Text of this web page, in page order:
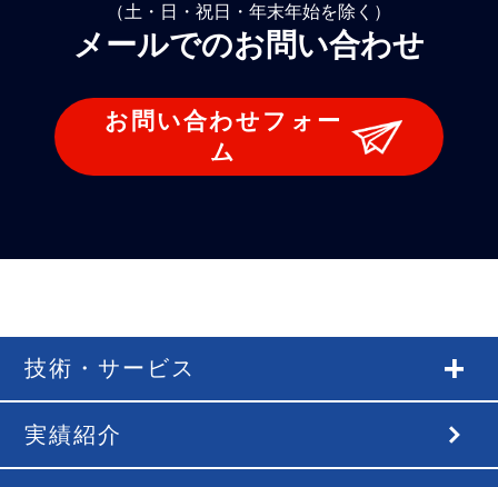
（土・日・祝日・年末年始を除く）
メールでのお問い合わせ
お問い合わせフォー
ム
技術・サービス
実績紹介